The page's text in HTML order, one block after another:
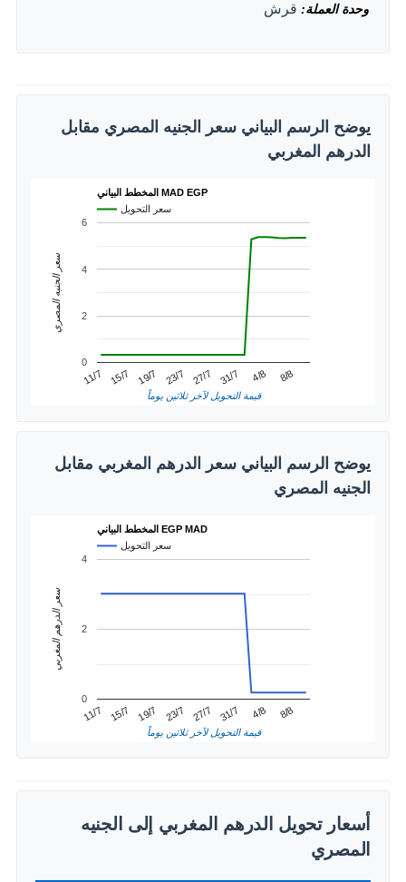
وحدة العملة قرش
يوضح الرسم البياني سعر الجنيه المصري مقابل
الدرهم المغربي
المخطط البياني MAD EGP
سعر التحويل
11/7 15/7 19/7 23/7 27/7 31/7 4/8 8/8
0
2
4
6
قيمة التحويل لآخر ثلاثين يوماً
سعر الجنيه المصري
يوضح الرسم البياني سعر الدرهم المغربي مقابل
الجنيه المصري
المخطط البياني EGP MAD
سعر التحويل
11/7 15/7 19/7 23/7 27/7 31/7 4/8 8/8
0
2
4
قيمة التحويل لآخر ثلاثين يوماً
سعر الدرهم المغربي
أسعار تحويل الدرهم المغربي إلى الجنيه
المصري